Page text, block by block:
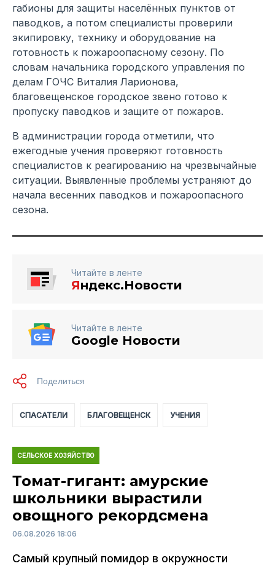
габионы для защиты населённых пунктов от
паводков, а потом специалисты проверили
экипировку, технику и оборудование на
готовность к пожароопасному сезону. По
словам начальника городского управления по
делам ГОЧС Виталия Ларионова,
благовещенское городское звено готово к
пропуску паводков и защите от пожаров.
В администрации города отметили, что
ежегодные учения проверяют готовность
специалистов к реагированию на чрезвычайные
ситуации. Выявленные проблемы устраняют до
начала весенних паводков и пожароопасного
сезона.
Читайте в ленте
Яндекс.Новости
Читайте в ленте
Google Новости
СПАСАТЕЛИ БЛАГОВЕЩЕНСК УЧЕНИЯ
СЕЛЬСКОЕ ХОЗЯЙСТВО
Томат-гигант: амурские
школьники вырастили
овощного рекордсмена
06.08.2026 18:06
Самый крупный помидор в окружности